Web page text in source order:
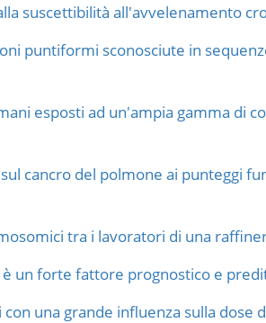
suscettibilità all'avvelenamento
puntiformi sconosciute in
esposti ad un'ampia gamma di
cancro del polmone ai punteggi
tra i lavoratori di una
un forte fattore prognostico e
una grande influenza sulla dose